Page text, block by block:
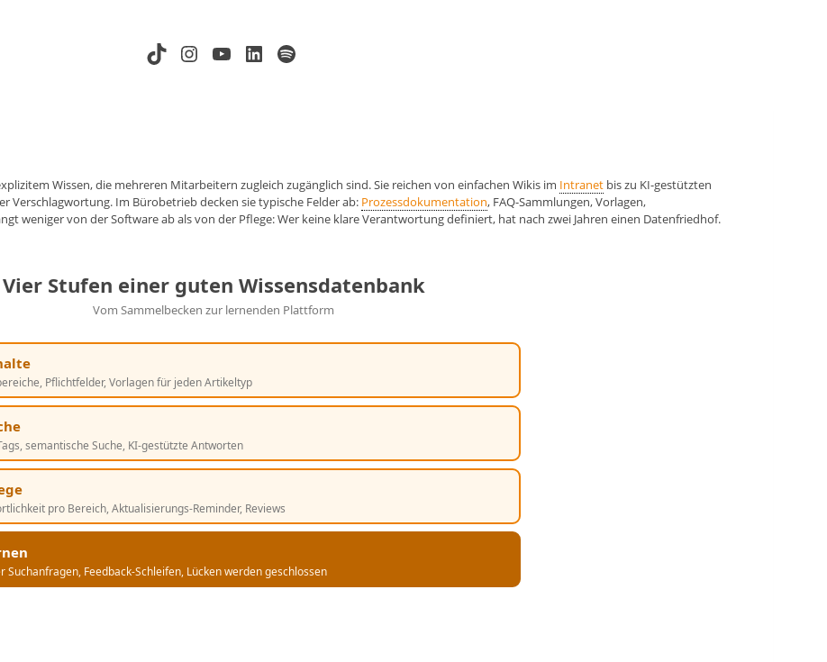
TikTokInstagram
YouTube
LinkedIn
Spotify
Wissen, die mehreren Mitarbeitern zugleich zugänglich sind. Sie reichen von einfachen Wikis im Intranet bis zu KI-gestützten
Verschlagwortung. Im Bürobetrieb decken sie typische Felder ab: Prozessdokumentation, FAQ-Sammlungen, Vorlagen,
weniger von der Software ab als von der Pflege: Wer keine klare Verantwortung definiert, hat nach zwei Jahren einen Datenfriedhof.
Vier Stufen einer guten Wissensdatenbank
Vom Sammelbecken zur lernenden Plattform
Pflichtfelder, Vorlagen für jeden Artikeltyp
semantische Suche, KI-gestützte Antworten
pro Bereich, Aktualisierungs-Reminder, Reviews
Suchanfragen, Feedback-Schleifen, Lücken werden geschlossen